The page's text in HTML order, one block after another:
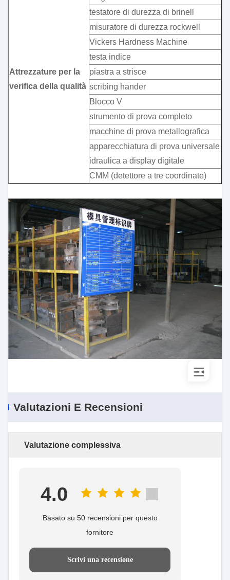
Attrezzature per la
verifica della qualità
testatore di durezza di brinell
misuratore di durezza rockwell
Vickers Hardness Machine
testa indice
piastra a strisce
scribing hander
Blocco V
strumento di prova completo
macchine di prova metallografica
apparecchiatura di prova universale
idraulica a display digitale
CMM (detettore a tre coordinate)
Valutazioni E Recensioni
Valutazione complessiva
4.0
Basato su 50 recensioni per questo
fornitore
Scrivi una recensione